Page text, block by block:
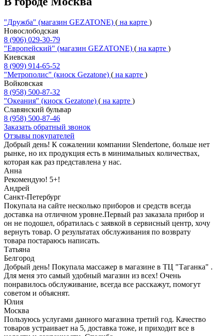
"Дружба" (магазин GEZATONE) ( на карте )
Новослободская
8 (906) 029-30-79
"Европейский" (магазин GEZATONE) ( на карте )
Киевская
8 (909) 914-65-52
"Метрополис" (киоск Gezatone) ( на карте )
Войковская
8 (958) 500-87-32
"Океания" (киоск Gezatone) ( на карте )
Славянский бульвар
8 (958) 500-87-46
Заказать обратный звонок
Отзывы покупателей
Добрый день! К сожалении компании Slendertone, больше нет
рынке, но их продукция есть в минимальных количествах,
которая как раз представлена у нас.
Анна
Рекомендую! 5+!
Андрей
Санкт-Петербург
Покупала на сайте несколько приборов и средств всегда
доставка на отличном уровне.Первый раз заказала прибор и
он не подошел, обратилась с заявкой в сервисный центр, хочу
вернуть товар. О результатах обслуживания по возврату
товара постараюсь написать.
Татьяна
Белгород
Добрый день! Покупала массажер в магазине в ТЦ "Таганка" .
Для меня это самый удобный магазин из всех! Очень
понравилось обслуживание, всегда все расскажут, помогут
советом и объяснят.
Юлия
Москва
Пользуюсь услугами данного магазина третий год. Качество
товаров устраивает на 5, доставка тоже, и приходит все в